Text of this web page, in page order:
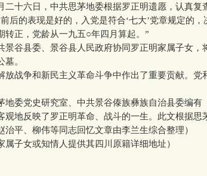
十六日，中共思茅地委根据罗正明遗愿，认真复
后的表现是好的，入党是符合‘七大’党章规定的
转正，党龄从一九五○年四月算起。”
谷县委、景谷县人民政府协同罗正明家属子女，
。
争和新民主义革命斗争中作出了重要贡献。党
委党史研究室、中共景谷傣族彝族自治县委编有
观地反映了罗正明革命、战斗的一生。此文根据思
治平、柳伟等同志回忆文章由李兰生综合整理）
子女或知情人提供其四川原籍详细地址）